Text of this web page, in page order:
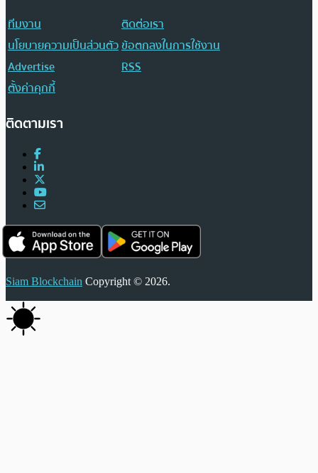
ทีมงาน
ติดต่อเรา
นโยบายความเป็นส่วนตัวข้อตกลงในการใช้งาน
Advertise
RSS
ตั้งค่าคุกกี้
ติดตามเรา
Siam Blockchain Copyright © 2026.